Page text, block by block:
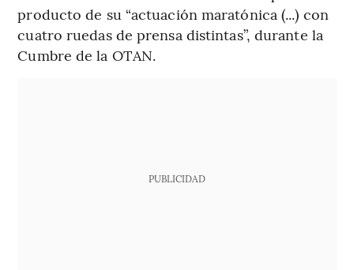
producto de su “actuación maratónica (...) con
cuatro ruedas de prensa distintas”, durante la
Cumbre de la OTAN.
PUBLICIDAD